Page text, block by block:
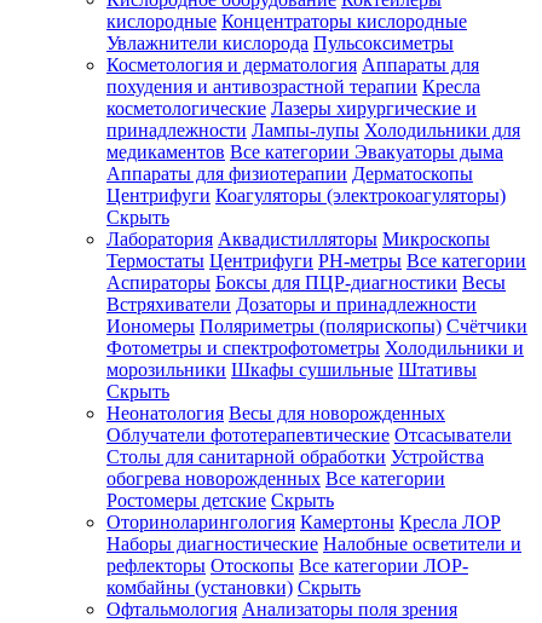
Зарегистрироваться
Зачем
регистрироваться?
Все
покупки
одном
месте
Личный
менеджер
Отслеживание
статуса
заказа
кислородные Концентраторы кислородные
Увлажнители кислорода Пульсоксиметры
Косметология и дерматология Аппараты для
похудения и антивозрастной терапии Кресла
косметологические Лазеры хирургические и
принадлежности Лампы-лупы Холодильники для
медикаментов Все категории Эвакуаторы дыма
Аппараты для физиотерапии Дерматоскопы
Центрифуги Коагуляторы (электрокоагуляторы)
Скрыть
Лаборатория Аквадистилляторы Микроскопы
Термостаты Центрифуги PH-метры Все категории
Аспираторы Боксы для ПЦР-диагностики Весы
Встряхиватели Дозаторы и принадлежности
Иономеры Поляриметры (полярископы) Счётчики
Фотометры и спектрофотометры Холодильники и
морозильники Шкафы сушильные Штативы
Скрыть
Неонатология Весы для новорожденных
Облучатели фототерапевтические Отсасыватели
Столы для санитарной обработки Устройства
обогрева новорожденных Все категории
Ростомеры детские Скрыть
Оториноларингология Камертоны Кресла ЛОР
Наборы диагностические Налобные осветители и
рефлекторы Отоскопы Все категории ЛОР-
комбайны (установки) Скрыть
Офтальмология Анализаторы поля зрения